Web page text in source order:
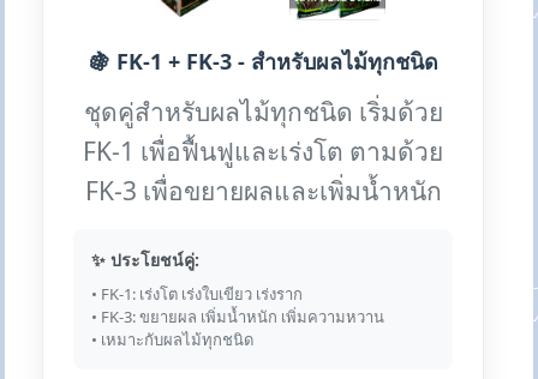
🍇 FK-1 + FK-3 - สำหรับผลไม้ทุกชนิด
ชุดคู่สำหรับผลไม้ทุกชนิด เริ่มด้วย
FK-1 เพื่อฟื้นฟูและเร่งโต ตามด้วย
FK-3 เพื่อขยายผลและเพิ่มน้ำหนัก
✨ ประโยชน์คู่:
• FK-1: เร่งโต เร่งใบเขียว เร่งราก
• FK-3: ขยายผล เพิ่มน้ำหนัก เพิ่มความหวาน
• เหมาะกับผลไม้ทุกชนิด